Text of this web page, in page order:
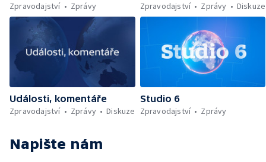
Zpravodajství
Zprávy
Zpravodajství
Zprávy Diskuze
Události, komentáře
Zpravodajství
Zprávy Diskuze
Studio 6
Zpravodajství
Zprávy
Napište nám